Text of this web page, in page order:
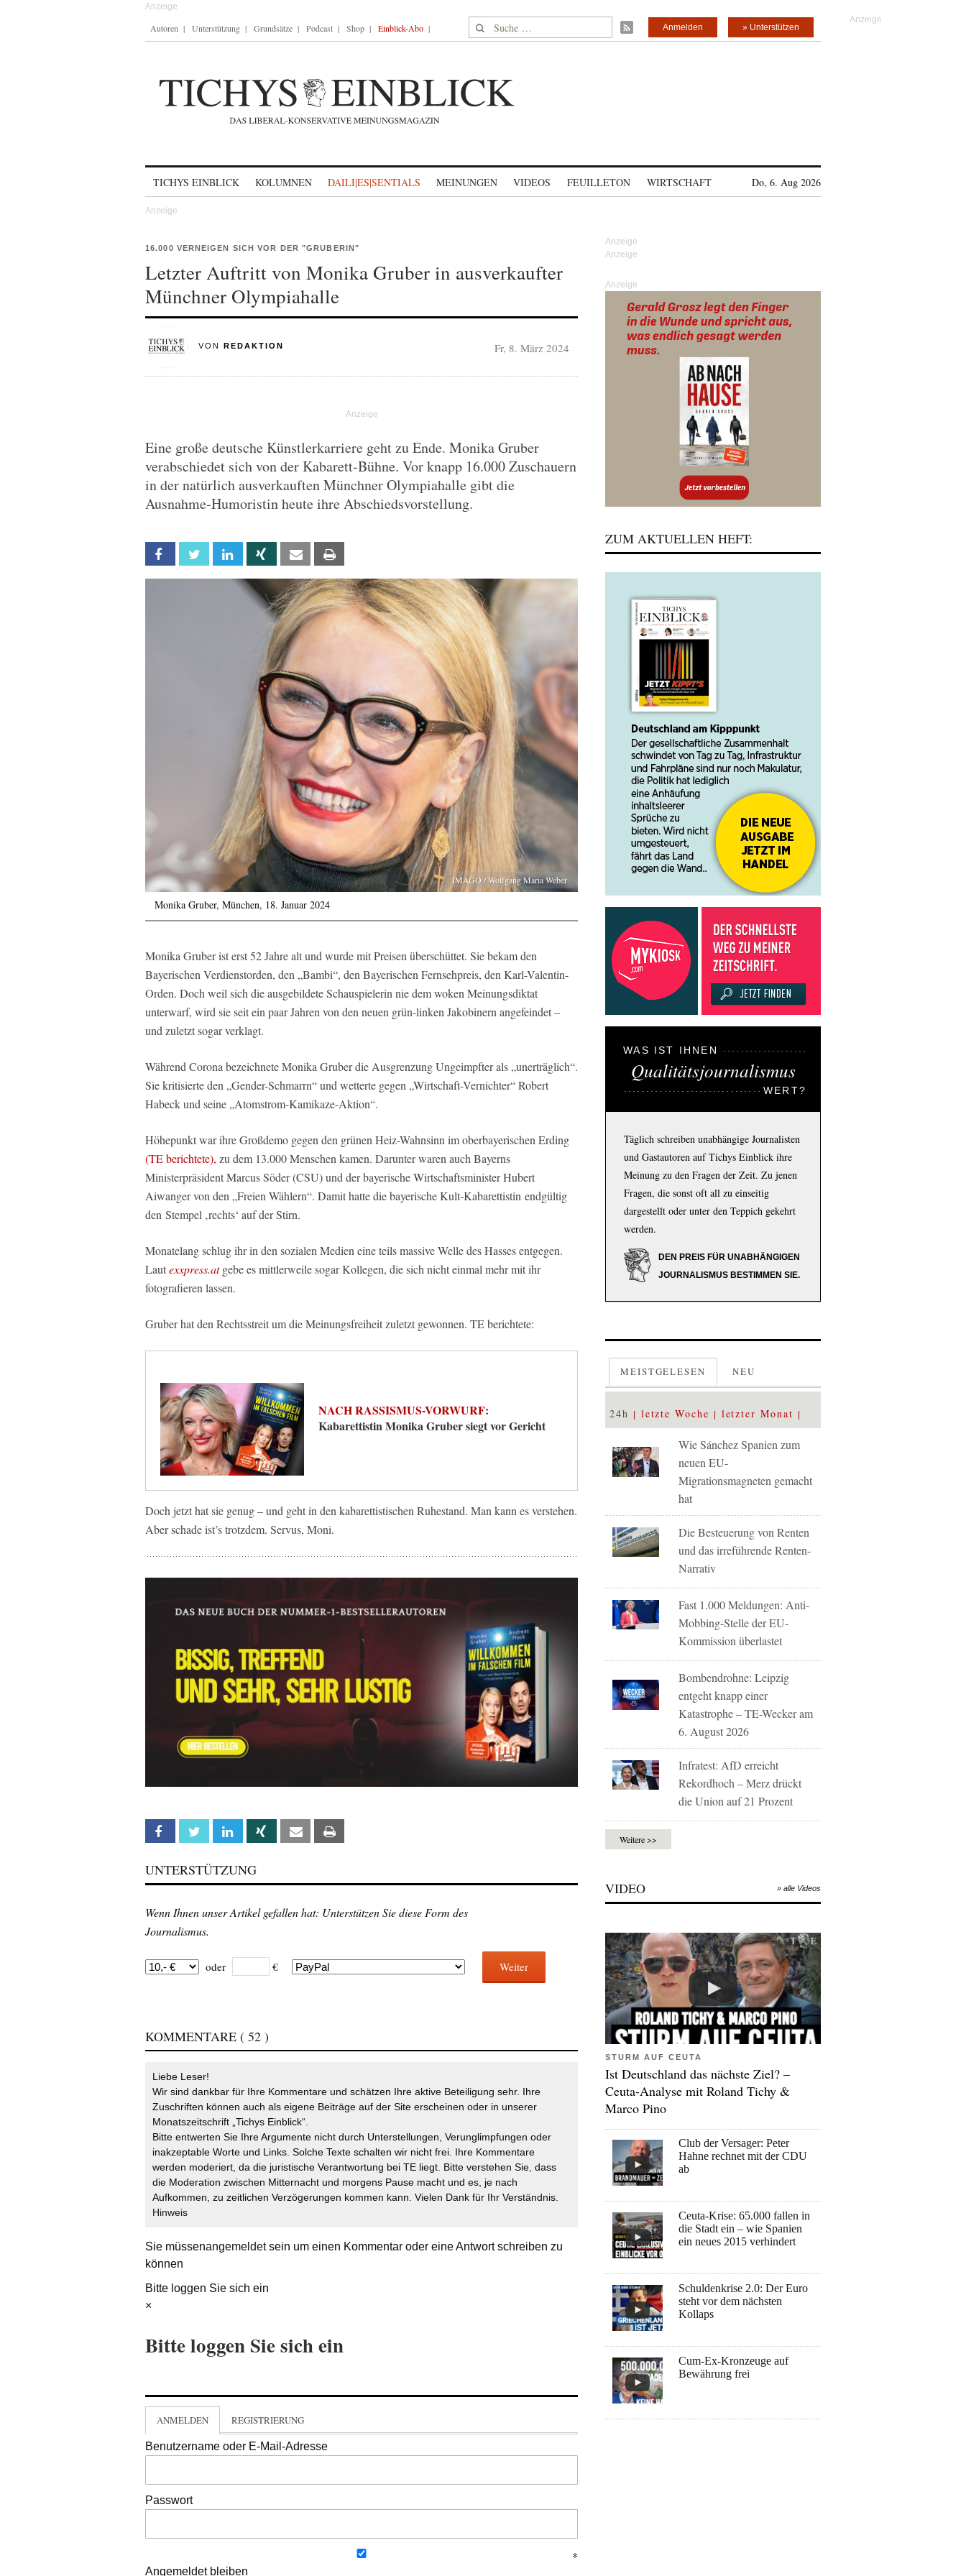
Autoren Unterstützung Grundsätze Podcast Shop Einblick-Abo Suche nach: » Unterstützen
Anmelden
TICHYS EINBLICK KOLUMNEN DAILI|ES|SENTIALS MEINUNGEN VIDEOS FEUILLETON WIRTSCHAFT Do, 6. Aug 2026
16.000 VERNEIGEN SICH VOR DER "GRUBERIN"
Letzter Auftritt von Monika Gruber in ausverkaufter
Münchner Olympiahalle
VON REDAKTION Fr, 8. März 2024
Eine große deutsche Künstlerkarriere geht zu Ende. Monika Gruber
verabschiedet sich von der Kabarett-Bühne. Vor knapp 16.000 Zuschauern
in der natürlich ausverkauften Münchner Olympiahalle gibt die
Ausnahme-Humoristin heute ihre Abschiedsvorstellung.
Facebook Twitter Linkedin Xing Email
IMAGO / Wolfgang Maria Weber
Monika Gruber, München, 18. Januar 2024
Monika Gruber ist erst 52 Jahre alt und wurde mit Preisen überschüttet. Sie bekam den
Bayerischen Verdienstorden, den „Bambi“, den Bayerischen Fernsehpreis, den Karl-Valentin-
Orden. Doch weil sich die ausgebildete Schauspielerin nie dem woken Meinungsdiktat
unterwarf, wird sie seit ein paar Jahren von den neuen grün-linken Jakobinern angefeindet –
und zuletzt sogar verklagt.
Während Corona bezeichnete Monika Gruber die Ausgrenzung Ungeimpfter als „unerträglich“.
Sie kritisierte den „Gender-Schmarrn“ und wetterte gegen „Wirtschaft-Vernichter“ Robert
Habeck und seine „Atomstrom-Kamikaze-Aktion“.
Höhepunkt war ihre Großdemo gegen den grünen Heiz-Wahnsinn im oberbayerischen Erding
(TE berichtete), zu dem 13.000 Menschen kamen. Darunter waren auch Bayerns
Ministerpräsident Marcus Söder (CSU) und der bayerische Wirtschaftsminister Hubert
Aiwanger von den „Freien Wählern“. Damit hatte die bayerische Kult-Kabarettistin endgültig
den Stempel ‚rechts‘ auf der Stirn.
Monatelang schlug ihr in den sozialen Medien eine teils massive Welle des Hasses entgegen.
Lautexxpress.atgebe es mittlerweile sogar Kollegen, die sich nicht einmal mehr mit ihr
fotografieren lassen.
Gruber hat den Rechtsstreit um die Meinungsfreiheit zuletzt gewonnen. TE berichtete:
NACH RASSISMUS-VORWURF:
Kabarettistin Monika Gruber siegt vor Gericht
Doch jetzt hat sie genug – und geht in den kabarettistischen Ruhestand. Man kann es verstehen.
Aber schade ist’s trotzdem. Servus, Moni.
Facebook Twitter Linkedin Xing Email
UNTERSTÜTZUNG
Wenn Ihnen unser Artikel gefallen hat: Unterstützen Sie diese Form des
Journalismus.
oder € Weiter
KOMMENTARE ( 52 )
Liebe Leser!
Wir sind dankbar für Ihre Kommentare und schätzen Ihre aktive Beteiligung sehr. Ihre
Zuschriften können auch als eigene Beiträge auf der Site erscheinen oder in unserer
Monatszeitschrift „Tichys Einblick“.
Bitte entwerten Sie Ihre Argumente nicht durch Unterstellungen, Verunglimpfungen oder
inakzeptable Worte und Links. Solche Texte schalten wir nicht frei. Ihre Kommentare
werden moderiert, da die juristische Verantwortung bei TE liegt. Bitte verstehen Sie, dass
die Moderation zwischen Mitternacht und morgens Pause macht und es, je nach
Aufkommen, zu zeitlichen Verzögerungen kommen kann. Vielen Dank für Ihr Verständnis.
Hinweis
Sie müssenangemeldetsein um einen Kommentar oder eine Antwort schreiben zu
können
Bitte loggen Sie sich ein
×
Bitte loggen Sie sich ein
ANMELDEN REGISTRIERUNG
Benutzername oder E-Mail-Adresse
Passwort
Angemeldet bleiben
Anzeige
ZUM AKTUELLEN HEFT:
WAS IST IHNEN
Qualitätsjournalismus
WERT?
Täglich schreiben unabhängige Journalisten
und Gastautoren auf Tichys Einblick ihre
Meinung zu den Fragen der Zeit. Zu jenen
Fragen, die sonst oft all zu einseitig
dargestellt oder unter den Teppich gekehrt
werden.
DEN PREIS FÜR UNABHÄNGIGEN
JOURNALISMUS BESTIMMEN SIE.
MEISTGELESEN NEU
24h letzte Woche letzter Monat
Wie Sánchez Spanien zum
neuen EU-
Migrationsmagneten gemacht
hat
Die Besteuerung von Renten
und das irreführende Renten-
Narrativ
Fast 1.000 Meldungen: Anti-
Mobbing-Stelle der EU-
Kommission überlastet
Bombendrohne: Leipzig
entgeht knapp einer
Katastrophe – TE-Wecker am
6. August 2026
Infratest: AfD erreicht
Rekordhoch – Merz drückt
die Union auf 21 Prozent
Weitere >>
VIDEO » alle Videos
STURM AUF CEUTA
Ist Deutschland das nächste Ziel? –
Ceuta-Analyse mit Roland Tichy &
Marco Pino
Club der Versager: Peter
Hahne rechnet mit der CDU
ab
Ceuta-Krise: 65.000 fallen in
die Stadt ein – wie Spanien
ein neues 2015 verhindert
Schuldenkrise 2.0: Der Euro
steht vor dem nächsten
Kollaps
Cum-Ex-Kronzeuge auf
Bewährung frei